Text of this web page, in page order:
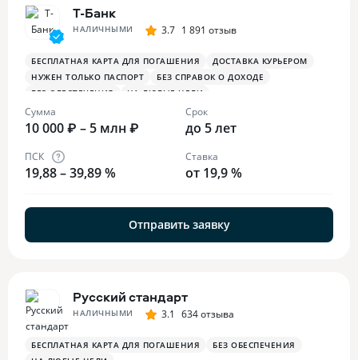
Т-Банк
НАЛИЧНЫМИ 3.7 1 891 отзыв
БЕСПЛАТНАЯ КАРТА ДЛЯ ПОГАШЕНИЯ
ДОСТАВКА КУРЬЕРОМ
НУЖЕН ТОЛЬКО ПАСПОРТ
БЕЗ СПРАВОК О ДОХОДЕ
БЕЗ ОБЕСПЕЧЕНИЯ
НА ЛЮБЫЕ ЦЕЛИ
Сумма
10 000 ₽ – 5 млн ₽
Срок
до 5 лет
ПСК
19,88 – 39,89 %
Ставка
от 19,9 %
Отправить заявку
Русский стандарт
НАЛИЧНЫМИ 3.1 634 отзыва
БЕСПЛАТНАЯ КАРТА ДЛЯ ПОГАШЕНИЯ
БЕЗ ОБЕСПЕЧЕНИЯ